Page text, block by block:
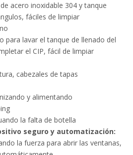
acero inoxidable 304 y tanque
fáciles de limpiar
para lavar el tanque de llenado del
el CIP, fácil de limpiar
cabezales de tapas
y alimentando
la falta de botella
seguro y automatización:
la fuerza para abrir las ventanas,